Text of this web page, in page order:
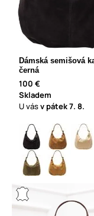
Dámská semišová
černá
100 €
Skladem
U vásv pátek7. 8.